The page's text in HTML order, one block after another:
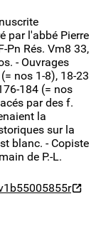
par l'abbé Pierre
Pn Rés. Vm8 33,
- Ouvrages
nos 1-8), 18-23
184 (= nos
par des f.
la
sur la
blanc. - Copiste
de P.-L.